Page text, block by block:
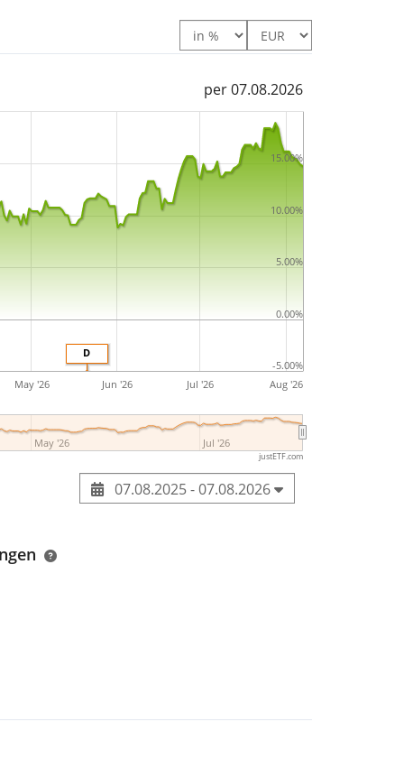
per 07.08.2026
D
May '26 Jun '26 Jul '26 Aug '26
May '26 Jul '26
-5.00%
0.00%
5.00%
10.00%
15.00%
justETF.com
07.08.2025 - 07.08.2026